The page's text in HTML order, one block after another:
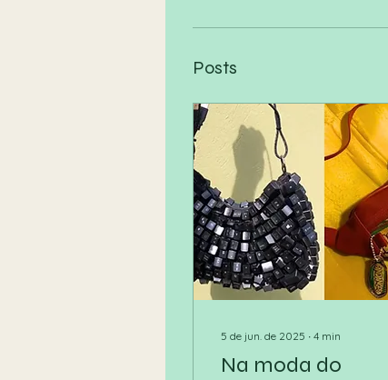
Posts
5 de jun. de 2025 ∙ 4 min
Na moda do